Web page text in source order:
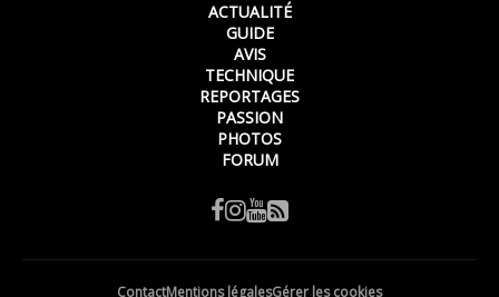
ACTUALITÉ
GUIDE
AVIS
TECHNIQUE
REPORTAGES
PASSION
PHOTOS
FORUM
ContactMentions légalesGérer les cookies